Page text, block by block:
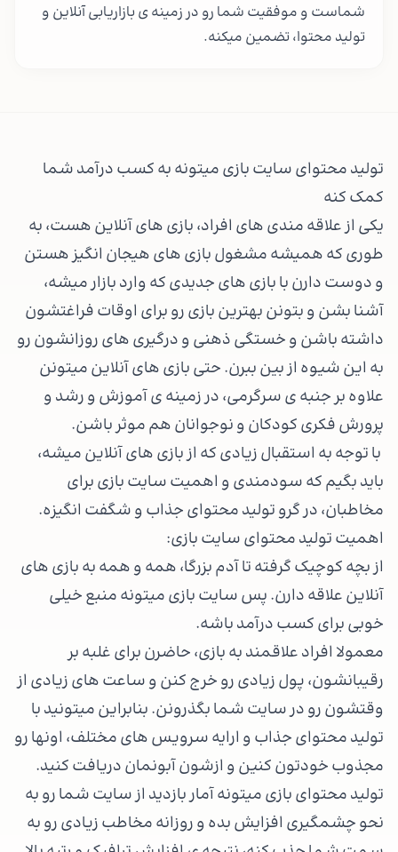
شماست و موفقیت شما رو در زمینه ی بازاریابی آنلاین و
تولید محتوا، تضمین میکنه.
تولید محتوای سایت بازی میتونه به کسب درآمد شما
کمک کنه
یکی از علاقه مندی های افراد، بازی های آنلاین هست، به
طوری که همیشه مشغول بازی های هیجان انگیز هستن
و دوست دارن با بازی های جدیدی که وارد بازار میشه،
آشنا بشن و بتونن بهترین بازی رو برای اوقات فراغتشون
داشته باشن و خستگی ذهنی و درگیری های روزانشون رو
به این شیوه از بین ببرن. حتی بازی های آنلاین میتونن
علاوه بر جنبه ی سرگرمی، در زمینه ی آموزش و رشد و
پرورش فکری کودکان و نوجوانان هم موثر باشن.
با توجه به استقبال زیادی که از بازی های آنلاین میشه،
باید بگیم که سودمندی و اهمیت سایت بازی برای
مخاطبان، در گرو تولید محتوای جذاب و شگفت انگیزه.
اهمیت تولید محتوای سایت بازی:
از بچه کوچیک گرفته تا آدم بزرگا، همه و همه به بازی های
آنلاین علاقه دارن. پس سایت بازی میتونه منبع خیلی
خوبی برای کسب درآمد باشه.
معمولا افراد علاقمند به بازی، حاضرن برای غلبه بر
رقیبانشون، پول زیادی رو خرج کنن و ساعت های زیادی از
وقتشون رو در سایت شما بگذرونن. بنابراین میتونید با
تولید محتوای جذاب و ارایه سرویس های مختلف، اونها رو
مجذوب خودتون کنین و ازشون آبونمان دریافت کنید.
تولید محتوای بازی میتونه آمار بازدید از سایت شما رو به
نحو چشمگیری افزایش بده و روزانه مخاطب زیادی رو به